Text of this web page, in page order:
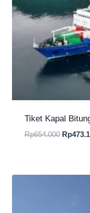
Tiket Kapal
Rp654.000 Harga
Rp